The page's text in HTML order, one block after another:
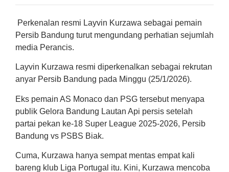
Perkenalan resmi Layvin Kurzawa sebagai pemain
Persib Bandung turut mengundang perhatian sejumlah
media Perancis.
Layvin Kurzawa resmi diperkenalkan sebagai rekrutan
anyar Persib Bandung pada Minggu (25/1/2026).
Eks pemain AS Monaco dan PSG tersebut menyapa
publik Gelora Bandung Lautan Api persis setelah
partai pekan ke-18 Super League 2025-2026, Persib
Bandung vs PSBS Biak.
Cuma, Kurzawa hanya sempat mentas empat kali
bareng klub Liga Portugal itu. Kini, Kurzawa mencoba